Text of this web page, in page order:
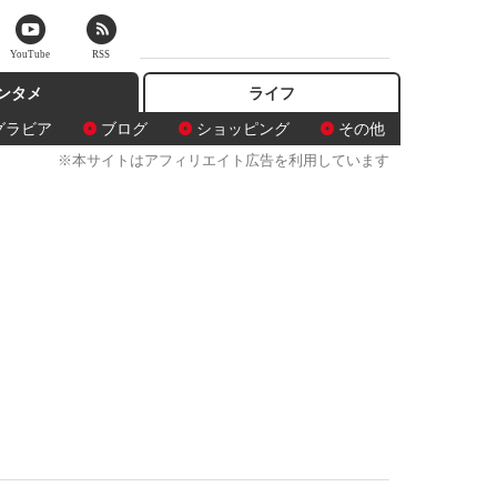
タメ
ラビア ブログ ショッピング その他
ライフ
※本サイトはアフィリエイト広告を利用しています
YouTube RSS